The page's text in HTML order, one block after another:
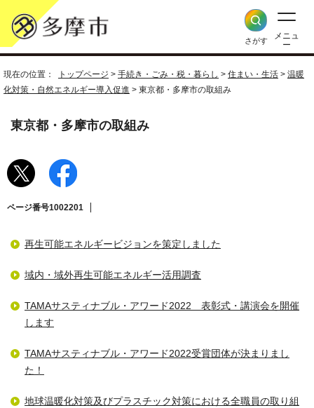
さがす
メニュ
ー
現在の位置： トップページ > 手続き・ごみ・税・暮らし > 住まい・生活 > 温暖
化対策・自然エネルギー導入促進 > 東京都・多摩市の取組み
東京都・多摩市の取組み
ページ番号1002201
再生可能エネルギービジョンを策定しました
域内・域外再生可能エネルギー活用調査
TAMAサスティナブル・アワード2022 表彰式・講演会を開催
します
TAMAサスティナブル・アワード2022受賞団体が決まりまし
た！
地球温暖化対策及びプラスチック対策における全職員の取り組